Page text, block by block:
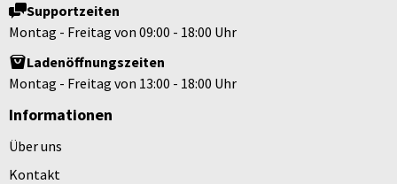
Supportzeiten
Montag - Freitag von 09:00 - 18:00 Uhr
Ladenöffnungszeiten
Montag - Freitag von 13:00 - 18:00 Uhr
Informationen
Über uns
Kontakt